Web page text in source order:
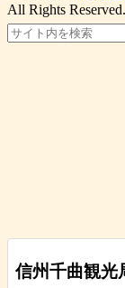
信州千曲観光
All Rights Reserved.